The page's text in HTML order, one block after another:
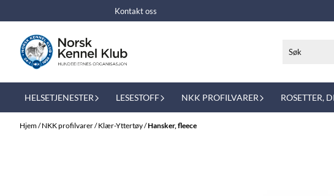
Kontakt oss
HELSETJENESTER LESESTOFF NKK PROFILVARER ROSETTER,
Hjem/NKK profilvarer/Klær-Yttertøy/Hansker, fleece